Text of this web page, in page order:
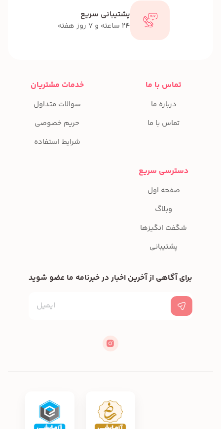
پشتیبانی سریع
24 ساعته و 7 روز هفته
تماس با ما
درباره ما
تماس با ما
خدمات مشتریان
سوالات متداول
حریم خصوصی
شرایط استفاده
دسترسی سریع
صفحه اول
وبلاگ
شگفت انگیزها
پشتیبانی
برای آگاهی از آخرین اخبار در خبرنامه ما عضو شوید